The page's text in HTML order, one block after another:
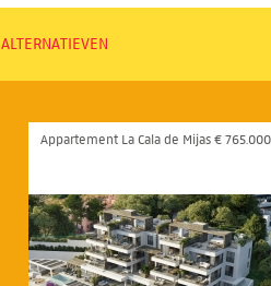
ALTERNATIEVEN
Appartement La Cala de Mijas €